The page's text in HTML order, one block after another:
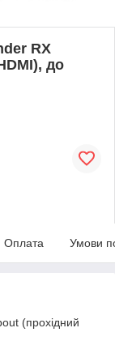
RX
до
Оплата Умови
(прохідний